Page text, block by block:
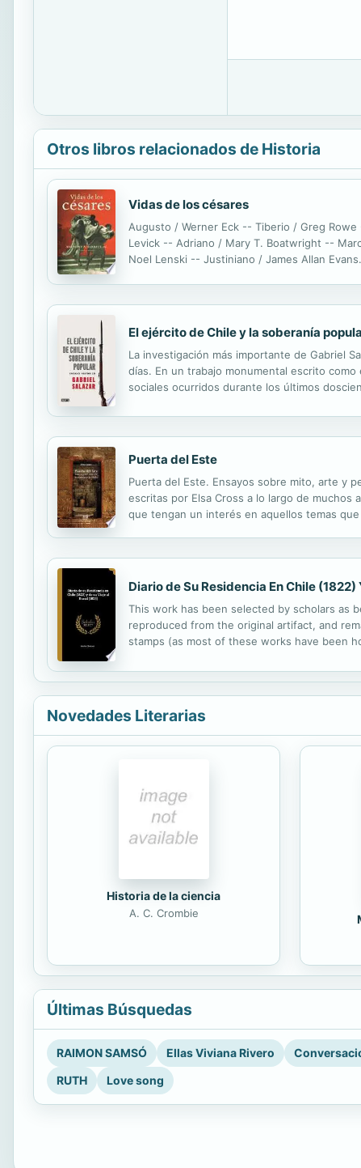
Otros libros relacionados de Historia
Vidas de los césares
Augusto / Werner Eck -- Tiberio / Greg
Levick -- Adriano / Mary T. Boatwright --
Noel Lenski -- Justiniano / James Allan Evans.
El ejército de Chile y la soberanía
La investigación más importante de Gabriel
días. En un trabajo monumental escrito
sociales ocurridos durante los últimos
Puerta del Este
Puerta del Este. Ensayos sobre mito, arte y
escritas por Elsa Cross a lo largo de
que tengan un interés en aquellos temas
Diario de Su Residencia En Chile
This work has been selected by scholars as
reproduced from the original artifact, and
stamps (as most of these works have been
Novedades Literarias
Historia de la ciencia
A. C. Crombie
Últimas Búsquedas
RAIMON SAMSÓ Ellas Viviana Rivero
RUTH
Love song